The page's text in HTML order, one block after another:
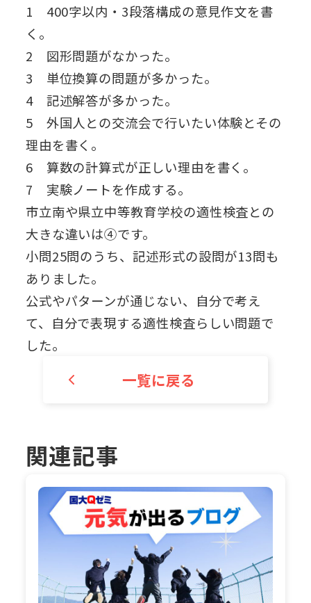
1 400字以内・3段落構成の意見作文を書
く。
2 図形問題がなかった。
3 単位換算の問題が多かった。
4 記述解答が多かった。
5 外国人との交流会で行いたい体験とその
理由を書く。
6 算数の計算式が正しい理由を書く。
7 実験ノートを作成する。
市立南や県立中等教育学校の適性検査との
大きな違いは④です。
小問25問のうち、記述形式の設問が13問も
ありました。
公式やパターンが通じない、自分で考え
て、自分で表現する適性検査らしい問題で
した。
一覧に戻る
関連記事